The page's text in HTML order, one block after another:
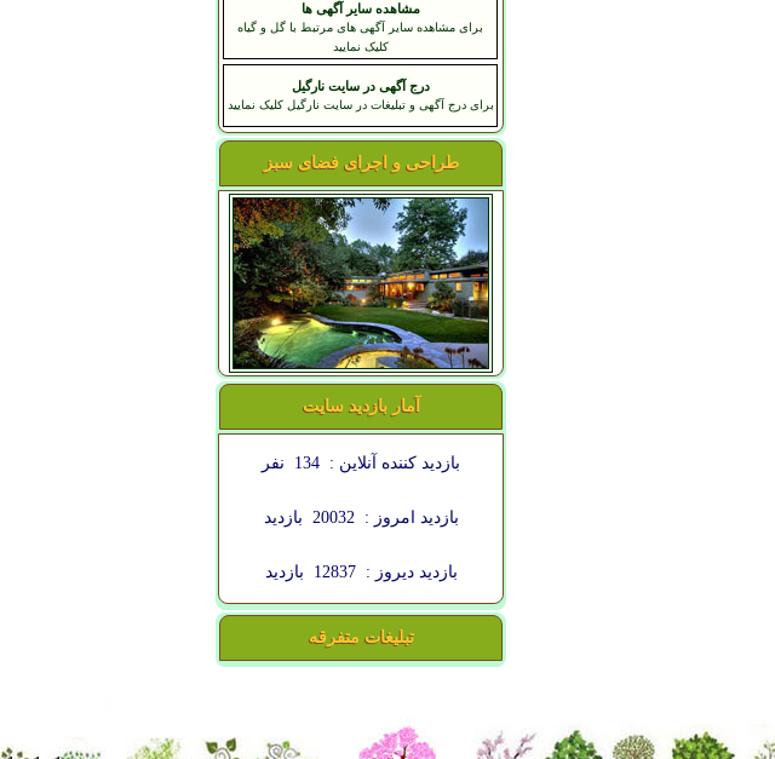
مشاهده سایر آگهی ها
برای مشاهده سایر آگهی های مرتبط با گل و گیاه
کلیک نمایید
درج آگهی در سایت نارگیل
برای درج آگهی و تبلیغات در سایت نارگیل کلیک نمایید
طراحی و اجرای فضای سبز
آمار بازدید سایت
بازدید کننده آنلاین : 134 نفر
بازدید امروز : 20032 بازدید
بازدید دیروز : 12837 بازدید
تبلیغات متفرقه